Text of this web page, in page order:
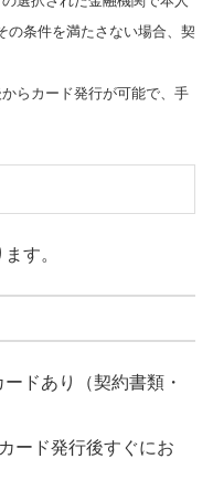
の条件を満たさない場合、契
らカード発行が可能で、手
す。
ドあり（契約書類・
ード発行後すぐにお